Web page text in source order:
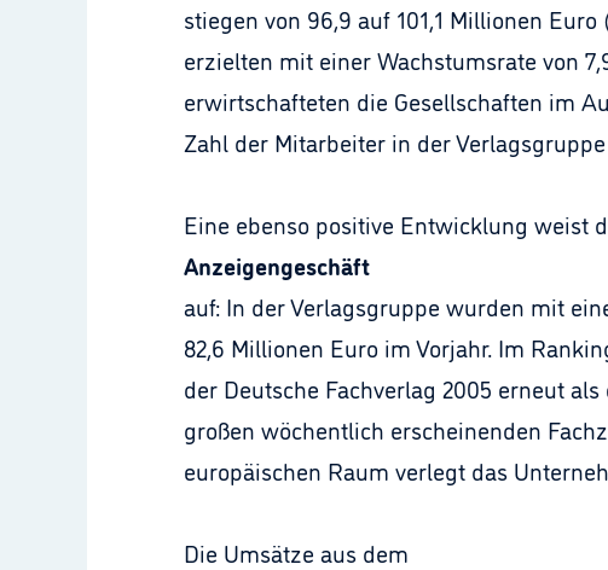
stiegen von 96,9 auf 101,1 Millionen
erzielten mit einer Wachstumsrate von
erwirtschafteten die Gesellschaften im
Zahl der Mitarbeiter in der
Eine ebenso positive Entwicklung weist
Anzeigengeschäft
auf: In der Verlagsgruppe wurden mit
82,6 Millionen Euro im Vorjahr. Im
der Deutsche Fachverlag 2005 erneut
großen wöchentlich erscheinenden
europäischen Raum verlegt das
Die Umsätze aus dem